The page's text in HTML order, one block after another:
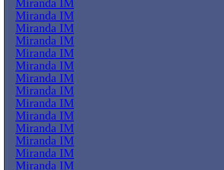
Miranda IM
Miranda IM
Miranda IM
Miranda IM
Miranda IM
Miranda IM
Miranda IM
Miranda IM
Miranda IM
Miranda IM
Miranda IM
Miranda IM
Miranda IM
Miranda IM